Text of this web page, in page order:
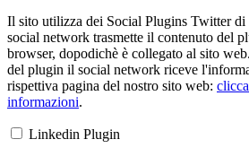
Il sito utilizza dei Social Plugins Twitter
social network trasmette il contenuto del
browser, dopodichè è collegato al sito
del plugin il social network riceve
rispettiva pagina del nostro sito web:
informazioni.
Linkedin Plugin